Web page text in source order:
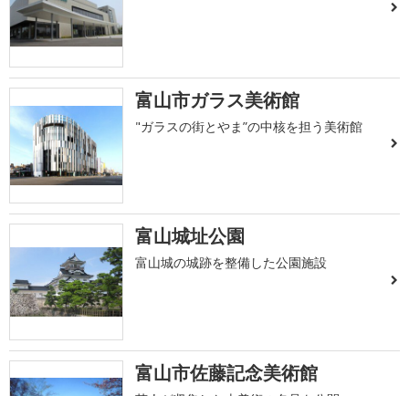
富山市ガラス美術館
"ガラスの街とやま”の中核を担う美術館
富山城址公園
富山城の城跡を整備した公園施設
富山市佐藤記念美術館